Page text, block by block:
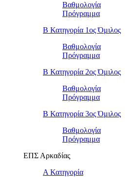
Βαθμολογία
Πρόγραμμα
Β Κατηγορία 1ος Όμιλος
Βαθμολογία
Πρόγραμμα
Β Κατηγορία 2ος Όμιλος
Βαθμολογία
Πρόγραμμα
Β Κατηγορία 3ος Όμιλος
Βαθμολογία
Πρόγραμμα
ΕΠΣ Αρκαδίας
Α Κατηγορία